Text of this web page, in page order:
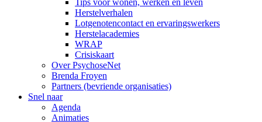
Tips voor wonen, werken en leven
Herstelverhalen
Lotgenotencontact en ervaringswerkers
Herstelacademies
WRAP
Crisiskaart
Over PsychoseNet
Brenda Froyen
Partners (bevriende organisaties)
Snel naar
Agenda
Animaties